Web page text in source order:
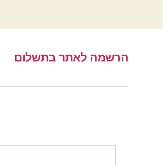
הרשמה לאתר בתשלום